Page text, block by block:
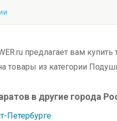
предлагает вам
товары из категории
в другие города
Петербурге